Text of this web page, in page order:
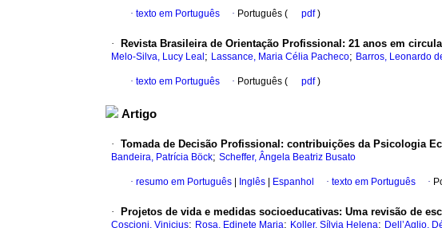
· texto em Português · Português ( pdf)
· Revista Brasileira de Orientação Profissional: 21 anos em
Melo-Silva, Lucy Leal ; Lassance, Maria Célia Pacheco; Barros, Leonardo
· texto em Português · Português ( pdf)
Artigo
· Tomada de Decisão Profissional: contribuições da Psicologia
Bandeira, Patrícia Böck; Scheffer, Ângela Beatriz Busato
· resumo em Português Inglês Espanhol · texto em Português ·
· Projetos de vida e medidas socioeducativas: Uma revisão de
Coscioni, Vinicius; Rosa, Edinete Maria; Koller, Sílvia Helena; Dell’Aglio,